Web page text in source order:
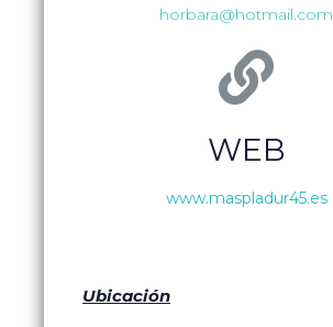
horbara@hotmail.com
WEB
www.maspladur45.es
Ubicación